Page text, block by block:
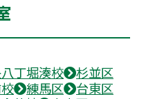
丁堀湊校
杉並区
練馬区
台東区